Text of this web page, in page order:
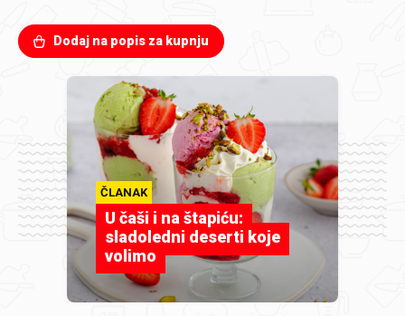
Dodaj na popis za kupnju
ČLANAK
U čaši i na štapiću:
sladoledni deserti koje
volimo